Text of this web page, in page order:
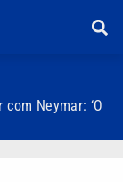
Neymar: ‘O